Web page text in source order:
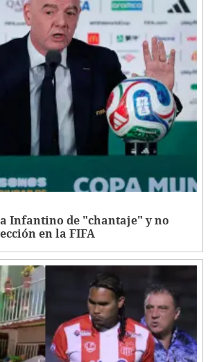
Infantino de "chantaje" y no
en la FIFA